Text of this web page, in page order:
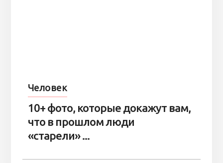
Человек
10+ фото, которые докажут вам,
что в прошлом люди
«старели» ...